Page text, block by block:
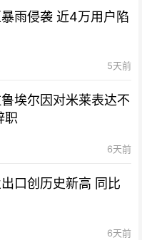
雨侵袭 近4万用户陷
5天前
埃尔因对米莱表达不
职
6天前
口创历史新高 同比
6天前